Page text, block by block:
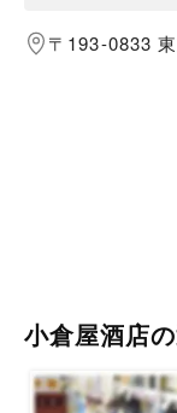
〒193-0833
小倉屋酒店